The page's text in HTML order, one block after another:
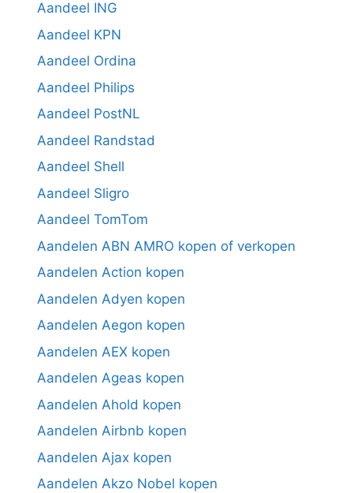
Aandeel ING
Aandeel KPN
Aandeel Ordina
Aandeel Philips
Aandeel PostNL
Aandeel Randstad
Aandeel Shell
Aandeel Sligro
Aandeel TomTom
Aandelen ABN AMRO kopen of verkopen
Aandelen Action kopen
Aandelen Adyen kopen
Aandelen Aegon kopen
Aandelen AEX kopen
Aandelen Ageas kopen
Aandelen Ahold kopen
Aandelen Airbnb kopen
Aandelen Ajax kopen
Aandelen Akzo Nobel kopen